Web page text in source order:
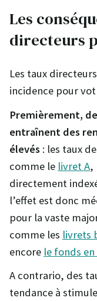
Les
directeurs
Les taux
incidence pour
Premièrement,
entraînent des
élevés : les taux
comme le livret A,
directement
l’effet est donc
pour la vaste
comme les livrets
encore le fonds en
A contrario, des
tendance à